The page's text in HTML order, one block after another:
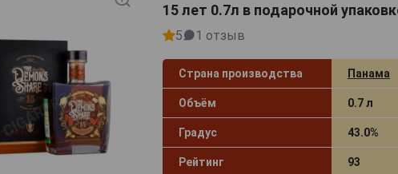
15 лет 0.7л в подарочной
5 1 отзыв
Страна производства Панама
Объём 0.7 л
Градус 43.0%
Рейтинг 93